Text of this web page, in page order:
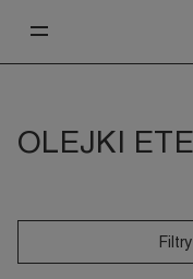
OLEJKI
Filtry